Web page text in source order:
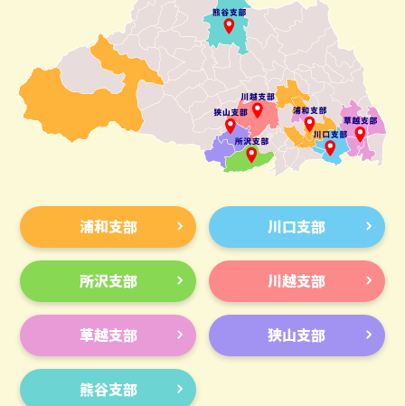
浦和支部 川口支部
所沢支部 川越支部
草越支部 狭山支部
熊谷支部